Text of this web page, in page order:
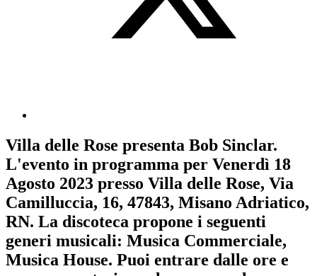
Villa delle Rose presenta Bob Sinclar.
L'evento in programma per Venerdì 18
Agosto 2023 presso Villa delle Rose, Via
Camilluccia, 16, 47843, Misano Adriatico,
RN. La discoteca propone i seguenti
generi musicali: Musica Commerciale,
Musica House. Puoi entrare dalle ore e